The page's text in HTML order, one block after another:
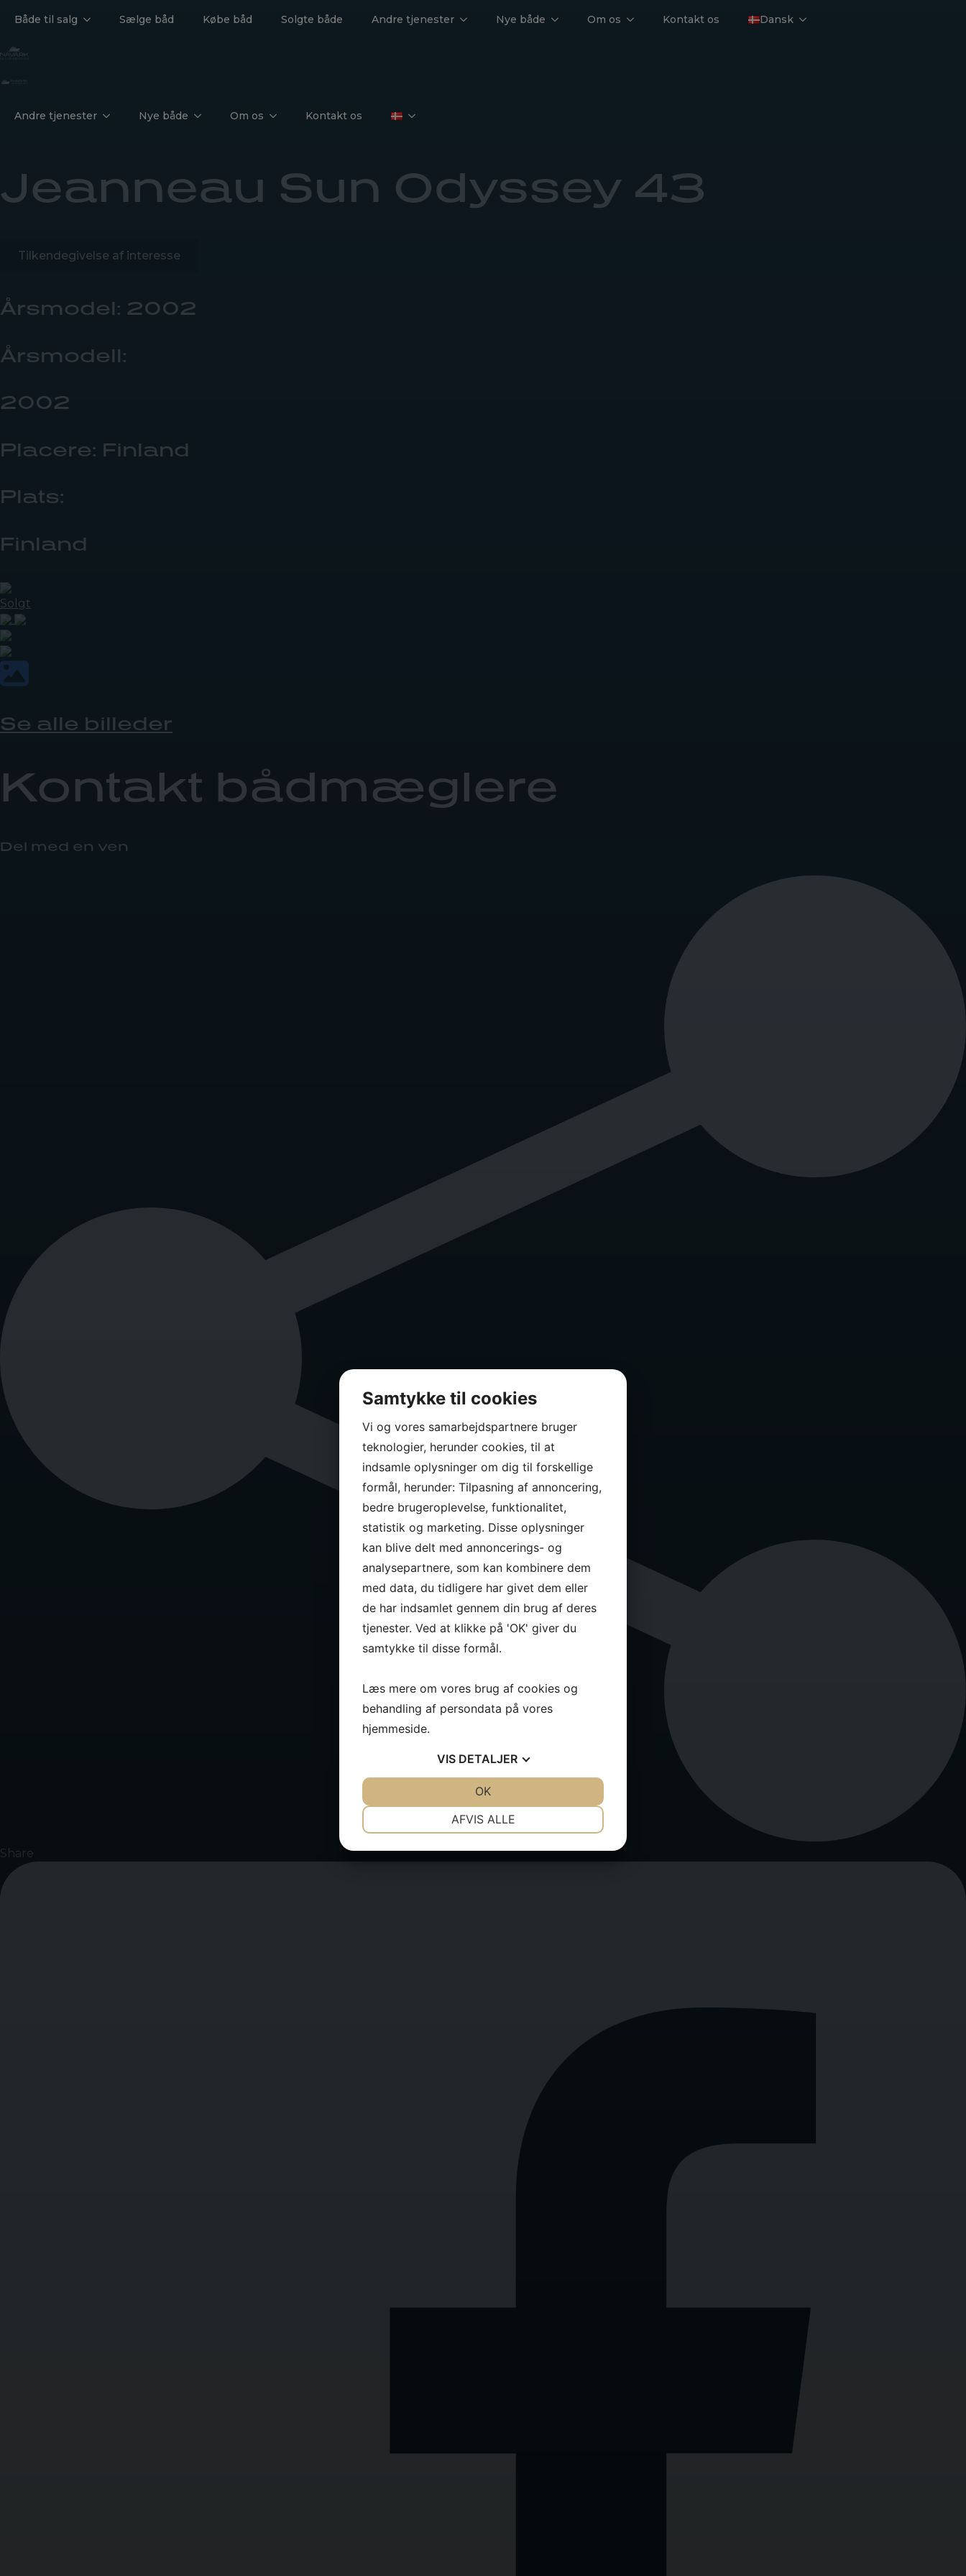
Både til salg Sælge båd Købe båd Solgte både Andre tjenester Nye både Om os Kontakt os Dansk
Andre tjenester Nye både Om os Kontakt os
Jeanneau Sun Odyssey 43
Tilkendegivelse af interesse
Årsmodel: 2002
Årsmodell:
2002
Placere: Finland
Plats:
Finland
Solgt
Se alle billeder
Kontakt bådmæglere
Del med en ven
Share
Samtykke til cookies
Vi og vores samarbejdspartnere bruger
teknologier, herunder cookies, til at
indsamle oplysninger om dig til forskellige
formål, herunder: Tilpasning af annoncering,
bedre brugeroplevelse, funktionalitet,
statistik og marketing. Disse oplysninger
kan blive delt med annoncerings- og
analysepartnere, som kan kombinere dem
med data, du tidligere har givet dem eller
de har indsamlet gennem din brug af deres
tjenester. Ved at klikke på 'OK' giver du
samtykke til disse formål.
Læs mere om vores brug af cookies og
behandling af persondata på vores
hjemmeside.
VIS DETALJER
MARKETING STATISTIK
AFVIS ALLE
OK